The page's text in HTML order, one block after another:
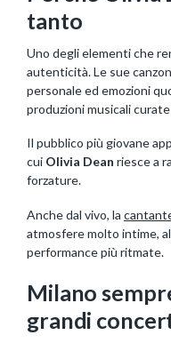
tanto
Uno degli elementi che
autenticità. Le sue
personale ed emozioni
produzioni musicali
Il pubblico più giovane
cui Olivia Dean riesce a
forzature.
Anche dal vivo, la
atmosfere molto intime,
performance più ritmate.
Milano
grandi